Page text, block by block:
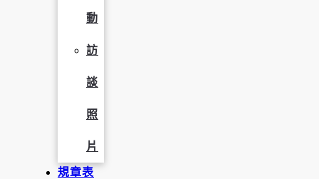
動
訪
談
照
片
規章表